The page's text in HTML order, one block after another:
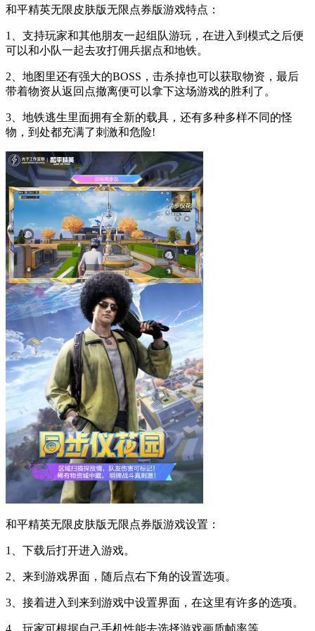
和平精英无限皮肤版无限点券版游戏特点：
1、支持玩家和其他朋友一起组队游玩，在进入到模式之后便
可以和小队一起去攻打佣兵据点和地铁。
2、地图里还有强大的BOSS，击杀掉也可以获取物资，最后
带着物资从返回点撤离便可以拿下这场游戏的胜利了。
3、地铁逃生里面拥有全新的载具，还有多种多样不同的怪
物，到处都充满了刺激和危险!
和平精英无限皮肤版无限点券版游戏设置：
1、下载后打开进入游戏。
2、来到游戏界面，随后点右下角的设置选项。
3、接着进入到来到游戏中设置界面，在这里有许多的选项。